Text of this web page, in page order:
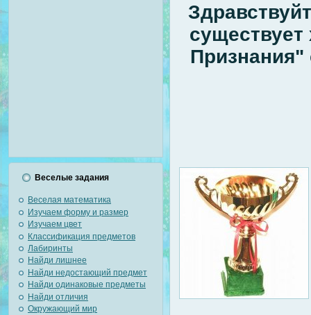
Веселые задания
Веселая математика
Изучаем форму и размер
Изучаем цвет
Классификация предметов
Лабиринты
Найди лишнее
Найди недостающий предмет
Найди одинаковые предметы
Найди отличия
Окружающий мир